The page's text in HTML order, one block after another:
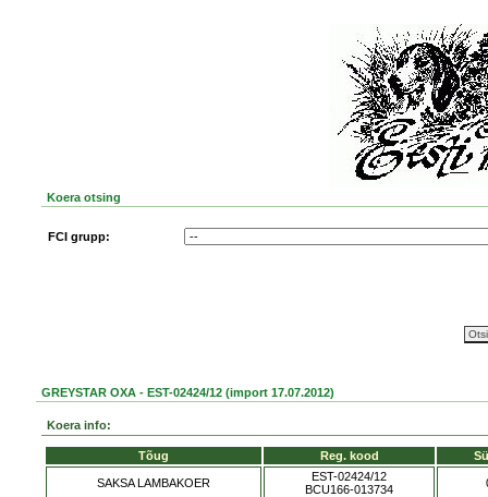
Koera otsing
FCI grupp:
GREYSTAR OXA - EST-02424/12 (import 17.07.2012)
Koera info:
Tõug Reg. kood
SAKSA LAMBAKOER
EST-02424/12
BCU166-013734